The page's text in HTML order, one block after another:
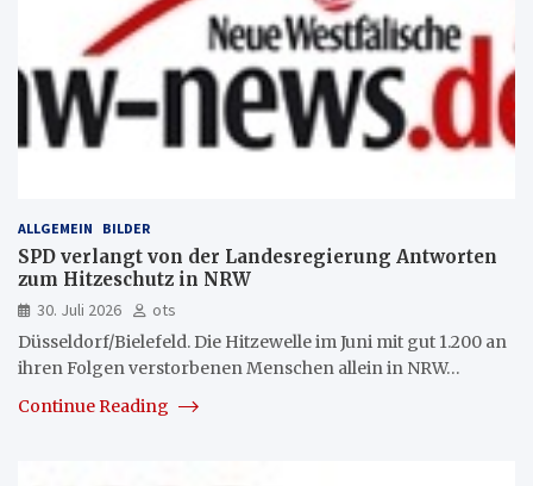
ALLGEMEIN BILDER
SPD verlangt von der Landesregierung Antworten
zum Hitzeschutz in NRW
30. Juli 2026
ots
Düsseldorf/Bielefeld. Die Hitzewelle im Juni mit gut 1.200 an
ihren Folgen verstorbenen Menschen allein in NRW…
Continue Reading